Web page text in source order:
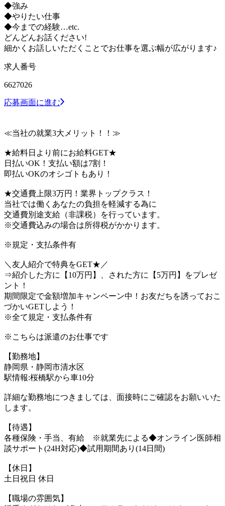
◆強み
◆やりたい仕事
◆今までの経験…etc.
どんどんお話ください!
細かくお話しいただくことでお仕事を選ぶ幅が広がります♪
求人番号
6627026
応募画面に進む
≪当社の就業3大メリット！！≫
★給料日より前にお給料GET★
日払いOK！支払い額は7割！
即払いOKのオシゴトもあり！
★交通費上限3万円！業界トップクラス！
当社では働くあなたの負担を軽減する為に
交通費別途支給（非課税）を行っています。
※交通費込みの場合は所得税がかかります。
※規定・支払条件有
＼友人紹介で特典をGET★／
⇒紹介した方に【10万円】、された方に【5万円】をプレゼ
ント！
期間限定で金額増加キャンペーン中！お友だちを誘っておこ
づかいGETしよう！
※全て規定・支払条件有
※こちらは派遣のお仕事です
【勤務地】
静岡県・静岡市清水区
駅情報:桜橋駅から車10分
詳細な勤務地につきましては、面接時にご確認をお願いいた
します。
【待遇】
各種保険・手当、有給 ※就業先による◆オンライン医師相
談サポート(24H対応)◆試用期間あり(14日間)
【休日】
土日祝日 休日
【職場の雰囲気】